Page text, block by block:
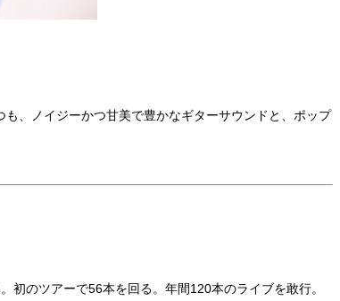
、ノイジーかつ甘美で豊かなギターサウンドと、ポップ
のツアーで56本を回る。年間120本のライブを敢行。